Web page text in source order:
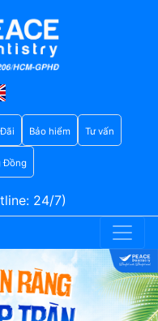
Bảo hiểm Tư vấn
Đồng
24/7)